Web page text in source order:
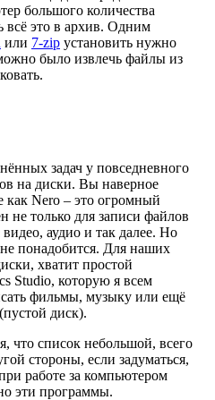
большого количества
всё это в архив. Одним
или 7-zip установить нужно
было извлечь файлы из
задач у повседневного
на диски. Вы наверное
как Nero – это огромный
не только для записи файлов
аудио и так далее. Но
понадобится. Для наших
хватит простой
Studio, которую я всем
фильмы, музыку или ещё
диск).
список небольшой, всего
стороны, если задуматься,
работе за компьютером
эти программы.